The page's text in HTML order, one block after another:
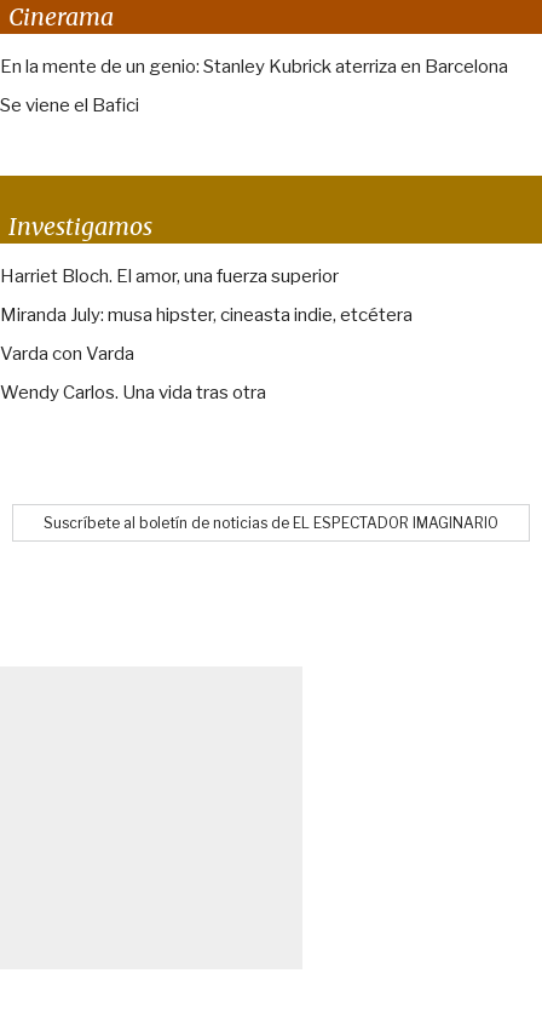
Cinerama
En la mente de un genio: Stanley Kubrick aterriza en Barcelona
Se viene el Bafici
Investigamos
Harriet Bloch. El amor, una fuerza superior
Miranda July: musa hipster, cineasta indie, etcétera
Varda con Varda
Wendy Carlos. Una vida tras otra
Suscríbete al boletín de noticias de EL ESPECTADOR IMAGINARIO